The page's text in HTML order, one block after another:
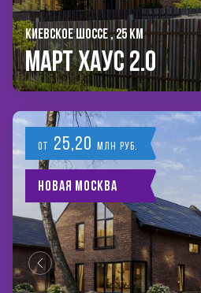
КИЕВСКОЕ ШОССЕ , 25 КМ
Март Хаус 2.0
от 25,20 млн руб.
Новая Москва